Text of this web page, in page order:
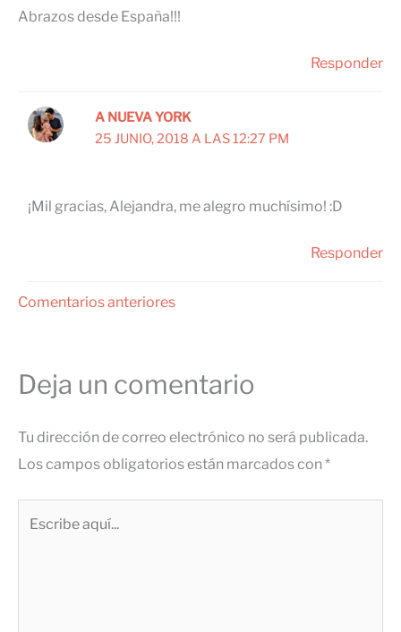
Abrazos desde España!!!
Responder
A NUEVA YORK
25 JUNIO, 2018 A LAS 12:27 PM
¡Mil gracias, Alejandra, me alegro muchísimo! :D
Responder
Comentarios
Comentarios anteriores
Deja un comentario
Tu dirección de correo electrónico no será publicada.
Los campos obligatorios están marcados con*